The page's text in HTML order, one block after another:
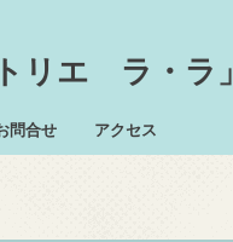
リエ ラ・ラ」
問合せ アクセス